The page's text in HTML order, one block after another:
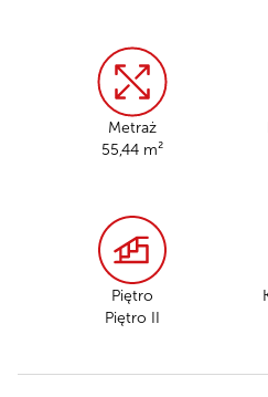
Metraż
55,44 m²
Piętro
Piętro II